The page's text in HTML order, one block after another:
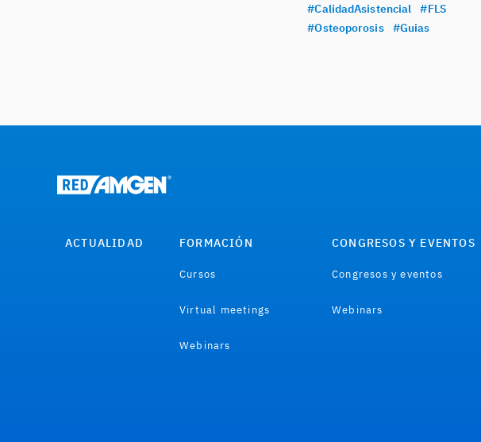
#CalidadAsistencial
#FLS
#Osteoporosis
#Guias
ACTUALIDAD FORMACIÓN
Cursos
Virtual meetings
Webinars
CONGRESOS Y EVENTOS
Congresos y eventos
Webinars